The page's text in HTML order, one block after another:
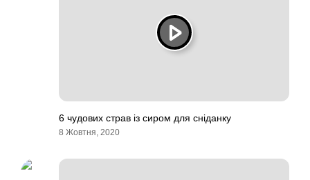
6 чудових страв із сиром для сніданку
8 Жовтня, 2020